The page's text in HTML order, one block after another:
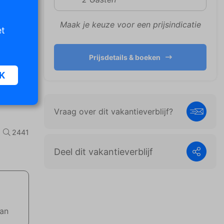
2441
Maak je keuze voor een prijsindicatie
Prijsdetails & boeken
Vraag over dit vakantieverblijf?
Deel dit vakantieverblijf
van